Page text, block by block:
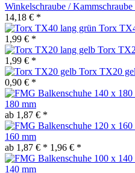
Winkelschraube /
14,18 € *
Torx
1,99 € *
Torx
1,99 € *
Torx TX20
0,90 € *
180 mm
ab 1,87 € *
160 mm
ab 1,87 € * 1,96 € *
140 mm